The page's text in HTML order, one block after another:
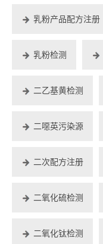
乳粉产品配方注册
乳粉检测
二乙基黄检测
二噁英污染源
二次配方注册
二氧化硫检测
二氧化钛检测